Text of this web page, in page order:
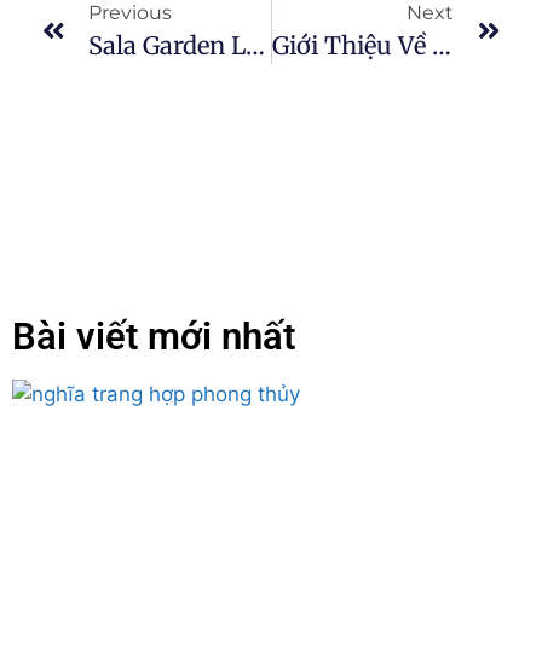
Previous
Sala Garden Lừa Đảo
Next
Giới Thiệu Về Sala Garden
Bài viết mới nhất